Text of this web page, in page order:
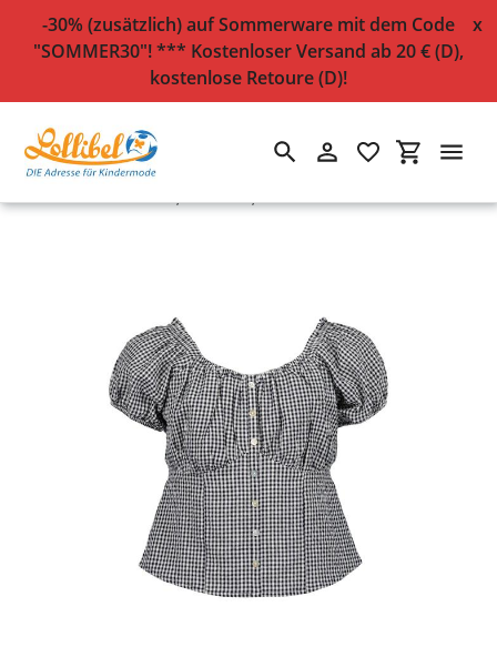
zum
-30% (zusätzlich) auf Sommerware mit dem Code
"SOMMER30"! *** Kostenloser Versand ab 20 € (D),
kostenlose Retoure (D)!
x
SuchenEinloggen
Startseite › Karo-Bluse, Baumwolle, nachtblau